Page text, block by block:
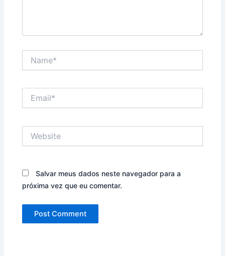
Salvar meus dados neste navegador para a
próxima vez que eu comentar.